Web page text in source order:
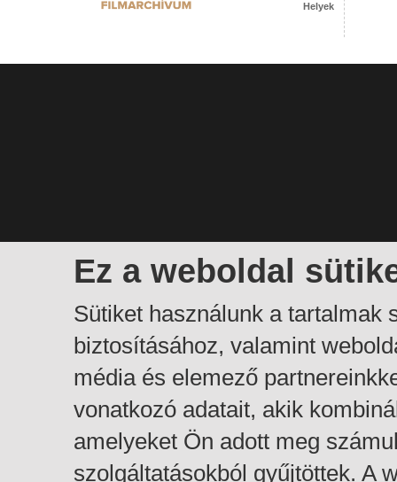
Ez a weboldal
Sütiket használunk a tartalmak
biztosításához, valamint
média és elemező
vonatkozó adatait, akik
amelyeket Ön adott meg
szolgáltatásokból gyűjtöttek. A
Helyek